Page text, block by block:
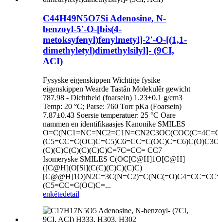
C44H49N5O7Si Adenosine, N-
benzoyl-5′-O-[bis(4-
metoksyfenyl)fenylmetyl]-2′-O-[(1,1-
dimethyletyl)dimethylsilyl]- (9CI,
ACI)
Fysyske eigenskippen Wichtige fysike
eigenskippen Wearde Tastân Molekulêr gewicht
787.98 - Dichtheid (foarsein) 1.23±0.1 g/cm3
Temp: 20 °C; Parse: 760 Torr pKa (Foarsein)
7.87±0.43 Soerste temperatuer: 25 °C Oare
nammen en identifikaasjes Kanonike SMILES
(C)(C)C(C)(C)(C)C)C=7C=CC= CC7
Isomeryske SMILES C(OC[C@H]1O[C@H]
([C@H](O[Si](C(C)(C)C)(C)C)
(C5=CC=C(OC)C=...
enkêtedetail